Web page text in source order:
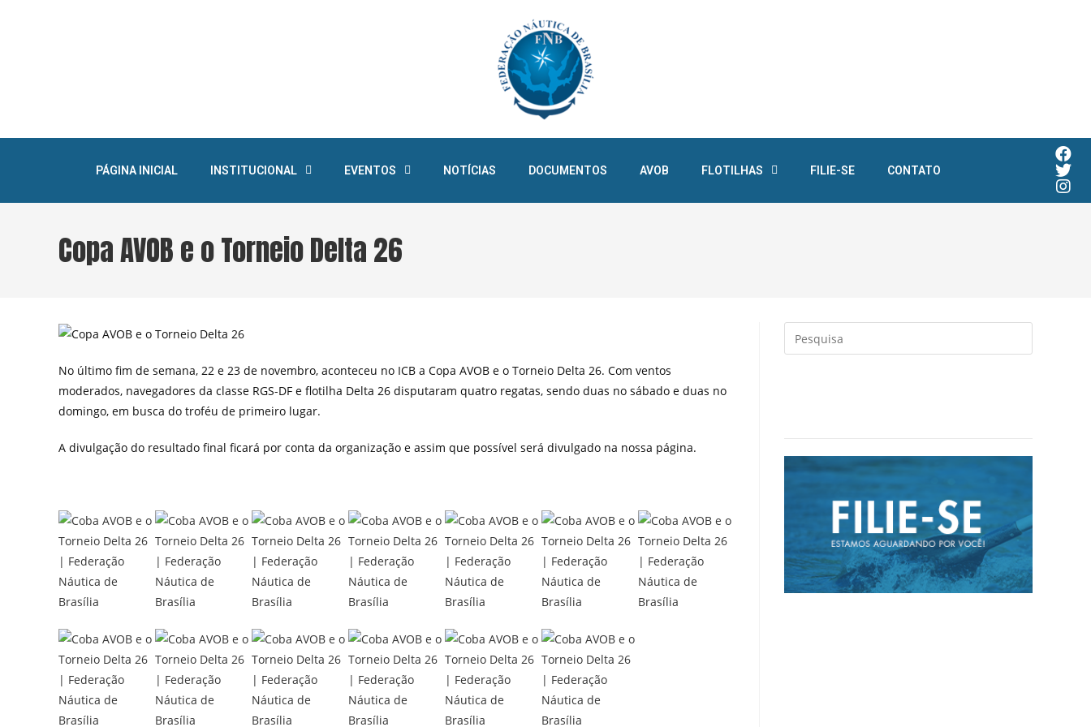
PÁGINA INICIAL INSTITUCIONAL EVENTOS NOTÍCIAS DOCUMENTOS AVOB FLOTILHAS FILIE-SE CONTATO
Copa AVOB e o Torneio Delta 26
No último fim de semana, 22 e 23 de novembro, aconteceu no ICB a Copa AVOB e o Torneio Delta 26. Com ventos
moderados, navegadores da classe RGS-DF e flotilha Delta 26 disputaram quatro regatas, sendo duas no sábado e duas no
domingo, em busca do troféu de primeiro lugar.
A divulgação do resultado final ficará por conta da organização e assim que possível será divulgado na nossa página.